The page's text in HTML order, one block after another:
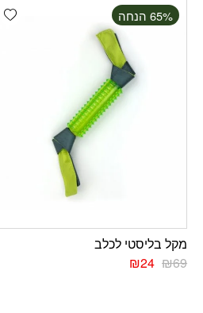
‫65% הנחה
מקל בליסטי לכלב
₪69
₪24